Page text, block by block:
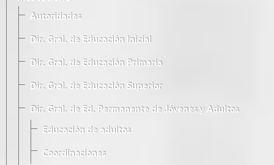
Autoridades
Dir. Gral. de Educación Inicial
Dir. Gral. de Educación Primaria
Dir. Gral. de Educación Superior
Dir. Gral. de Ed. Permanente de Jóvenes y Adultos
Educación de adultos
Coordinaciones